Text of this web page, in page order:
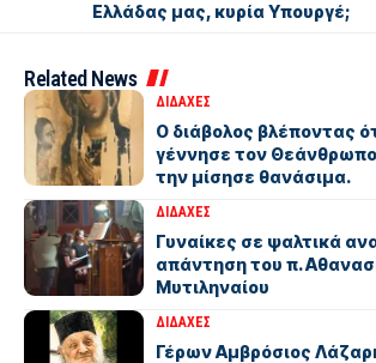
Ελλάδας μας, κυρία Υπουργέ;
Related News
ΔΙΔΑΧΕΣ
Ο διάβολος βλέποντας
γέννησε τον Θεάνθρωπο
την μίσησε θανάσιμα.
ΔΙΔΑΧΕΣ
Γυναίκες σε ψαλτικά
απάντηση του π.
Μυτιληναίου
ΔΙΔΑΧΕΣ
Γέρων Αμβρόσιος